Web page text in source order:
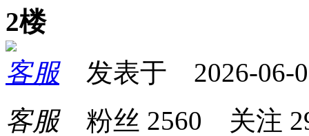
2楼
客服发表于 2026-06-
客服粉丝 2560 关注